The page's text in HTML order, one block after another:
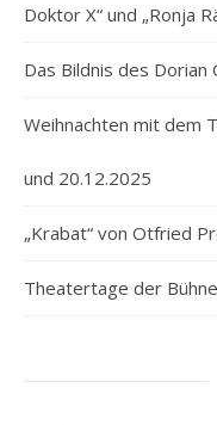
Doktor X“ und „Ronja
Das Bildnis des Dorian
Weihnachten mit dem
und 20.12.2025
„Krabat“ von Otfried
Theatertage der